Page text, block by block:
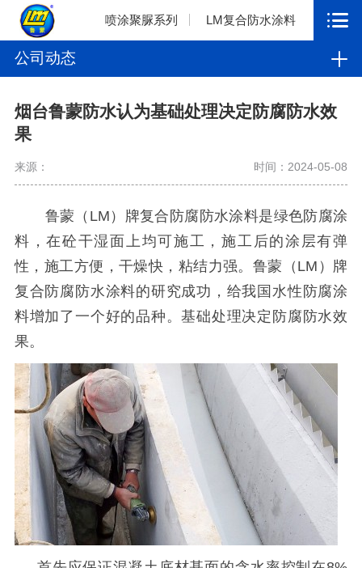
喷涂聚脲系列 LM复合防水涂料
公司动态
烟台鲁蒙防水认为基础处理决定防腐防水效
果
来源： 时间：2024-05-08
鲁蒙（ LM ）牌复合防腐防水涂料是绿色防腐涂
料，在砼干湿面上均可施工，施工后的涂层有弹
性，施工方便，干燥快，粘结力强。鲁蒙（ LM ）牌
复合防腐防水涂料的研究成功，给我国水性防腐涂
料增加了一个好的品种。基础处理决定防腐防水效
果。